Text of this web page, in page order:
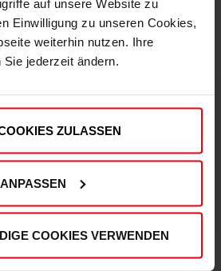
auf unsere Website zu
Einwilligung zu unseren Cookies,
weiterhin nutzen. Ihre
jederzeit ändern.
ZULASSEN
ANPASSEN
COOKIES VERWENDEN
IN UNSEREM SHOP